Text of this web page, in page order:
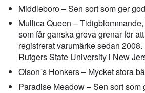
Middleboro – Sen sort som ger
Mullica Queen –
som får ganska grova grenar för
registrerat varumärke sedan
Rutgers State University i New
Olson´s Honkers – Mycket stora
Paradise Meadow – Sen sort som